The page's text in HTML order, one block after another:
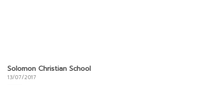
Solomon Christian School
13/07/2017